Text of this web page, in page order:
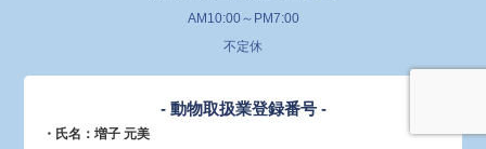
AM10:00～PM7:00
不定休
- 動物取扱業登録番号 -
・氏名：増子 元美